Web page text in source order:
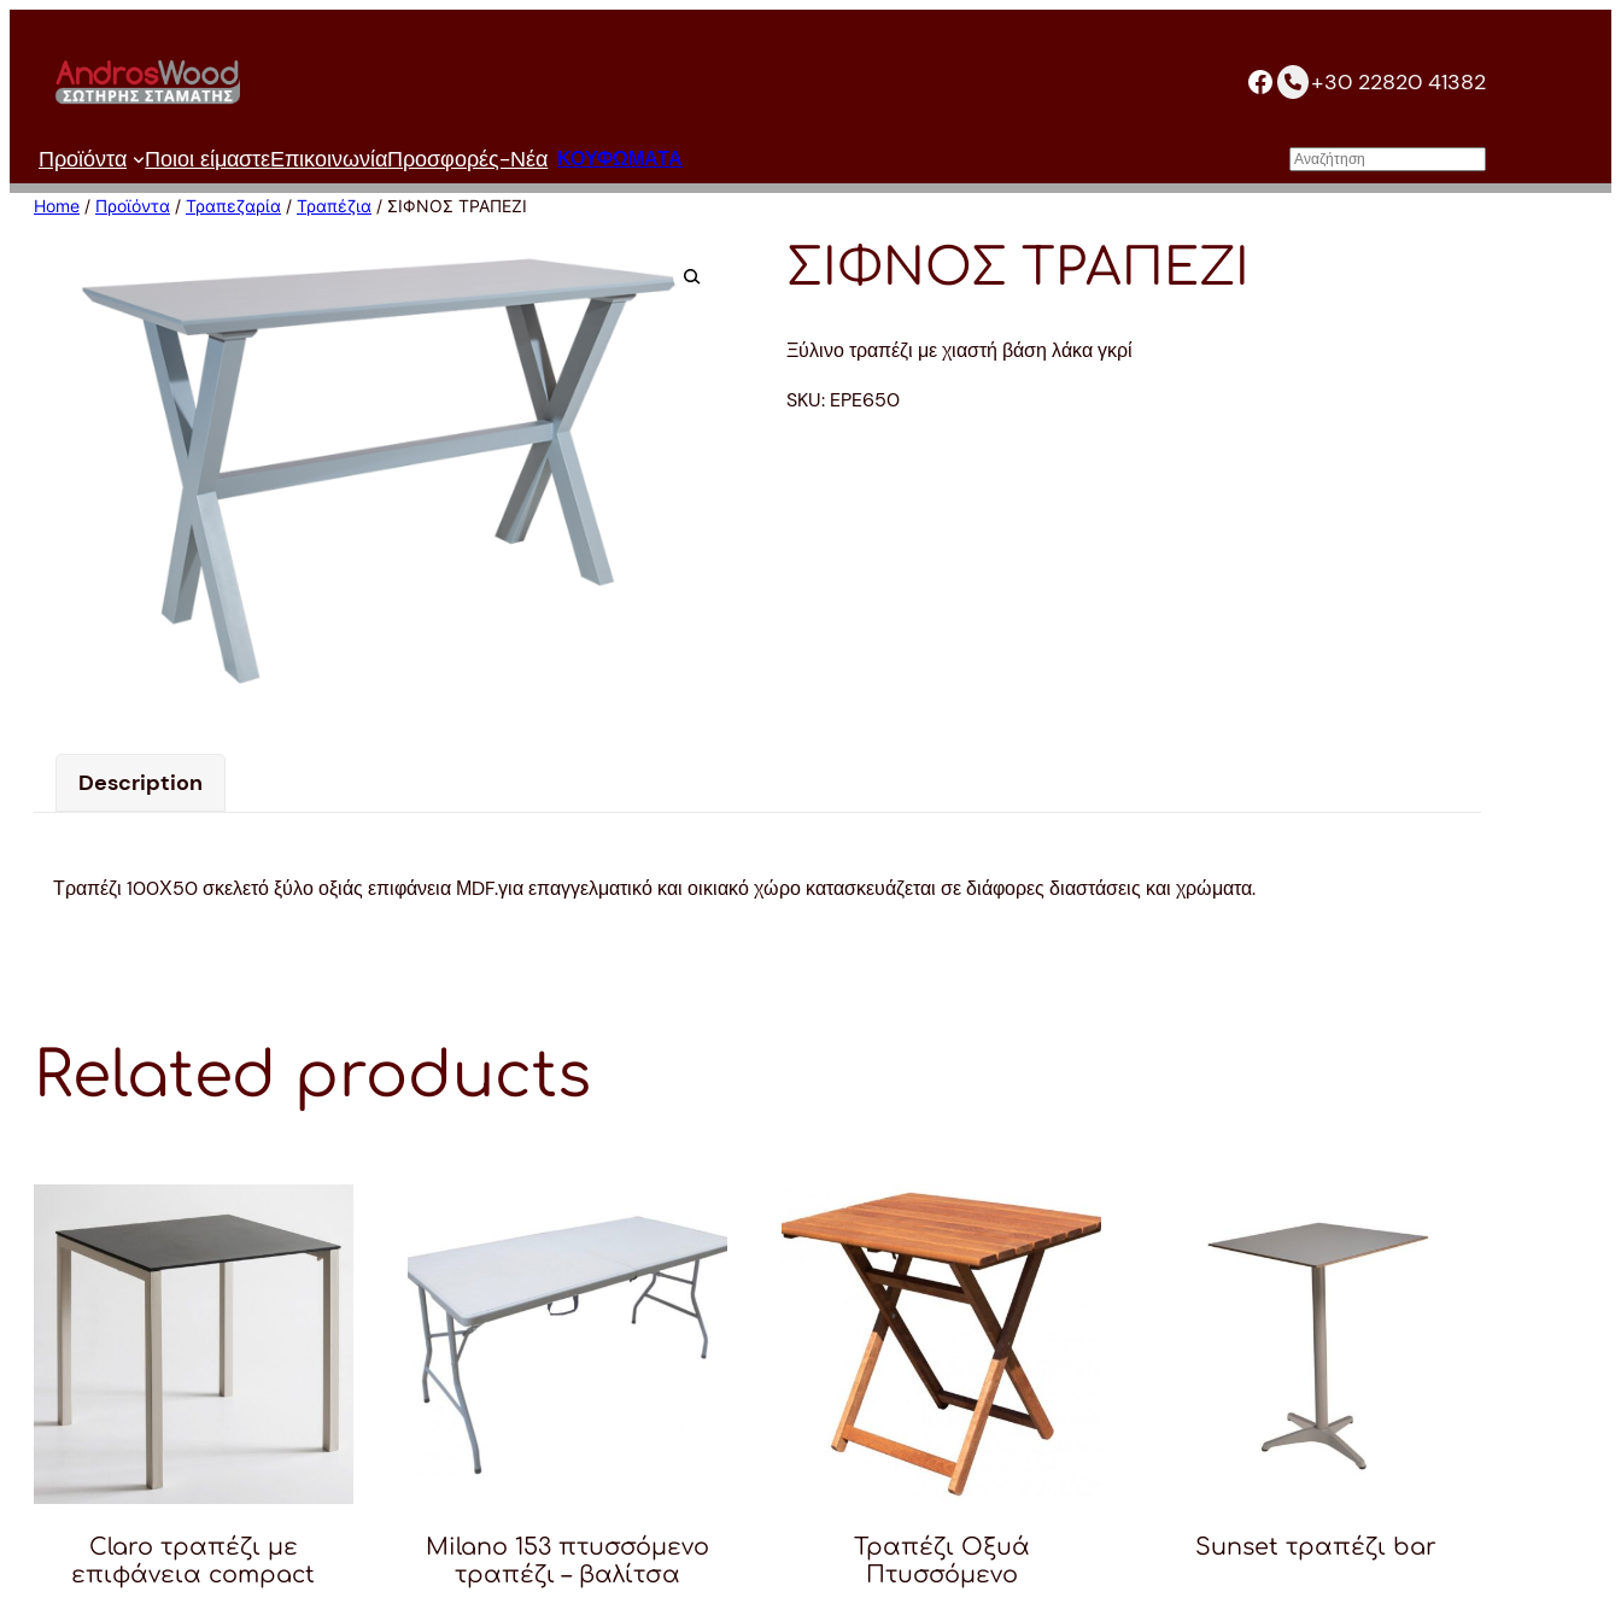
περιεχόμενο
facebook+30 22820 41382
Προϊόντα Ποιοι είμαστεΕπικοινωνίαΠροσφορές-Νέα ΚΟΥΦΩΜΑΤΑ Αναζήτηση
Home / Προϊόντα / Τραπεζαρία / Τραπέζια / ΣΙΦΝΟΣ ΤΡΑΠΕΖΙ
ΣΙΦΝΟΣ ΤΡΑΠΕΖΙ
Ξύλινο τραπέζι με χιαστή βάση λάκα γκρί
SKU: EPE650
Description
Τραπέζι 100Χ50 σκελετό ξύλο οξιάς επιφάνεια ΜDF.για επαγγελματικό και οικιακό χώρο κατασκευάζεται σε διάφορες διαστάσεις και χρώματα.
Related products
Claro τραπέζι με
επιφάνεια compact
Milano 153 πτυσσόμενο
τραπέζι – βαλίτσα
Τραπέζι Οξυά
Πτυσσόμενο
Sunset τραπέζι bar